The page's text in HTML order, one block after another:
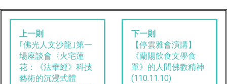
上一則
｢佛光人文沙龍｣第一
場座談會〈火宅蓮
花：《法華經》科技
藝術的沉浸式體
下一則
【停雲雅會演講】
《蘭陽飲食文學食
單》的人間佛教精神
(110.11.10)